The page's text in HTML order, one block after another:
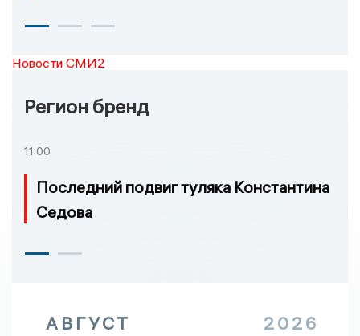
Новости СМИ2
Регион бренд
11:00
Последний подвиг туляка Константина
Седова
АВГУСТ 2026